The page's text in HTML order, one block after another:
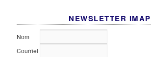
NEWSLETTER IMAP
Nom
Courriel